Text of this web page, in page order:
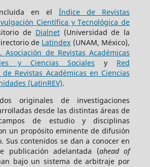
en elÍndice de Revistas
Científica y Tecnológica de
de Dialnet(Universidad de la
de Latindex (UNAM, México),
Asociación de Revistas Académicas
y Ciencias Sociales y Red
Revistas Académicas en Ciencias
(LatinREV).
originales de investigaciones
desde las distintas áreas de
de estudio y disciplinas
un propósito eminente de difusión
Sus contenidos se dan a conocer en
publicación adelantada (ahead of
bajo un sistema de arbitraje por